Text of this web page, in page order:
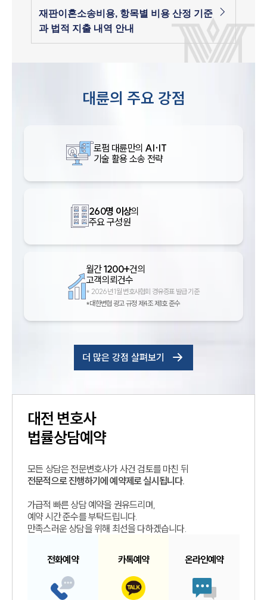
재판이혼소송비용, 항목별 비용 산정 기준
과 법적 지출 내역 안내
대륜의 주요 강점
로펌 대륜만의 AI·IT
기술 활용 소송 전략
260명 이상의
주요 구성원
월간1200+건의
고객의뢰건수
* 2026년 1월 변호사협회 경유증표 발급 기준
*대한변협 광고 규정 제4조 제1호 준수
더 많은 강점 살펴보기
대전 변호사
법률상담예약
모든 상담은 전문변호사가 사건 검토를 마친 뒤
전문적으로 진행하기에 예약제로 실시됩니다.
가급적 빠른 상담 예약을 권유드리며,
예약 시간 준수를 부탁드립니다.
만족스러운 상담을 위해 최선을 다하겠습니다.
전화예약 카톡예약 온라인예약